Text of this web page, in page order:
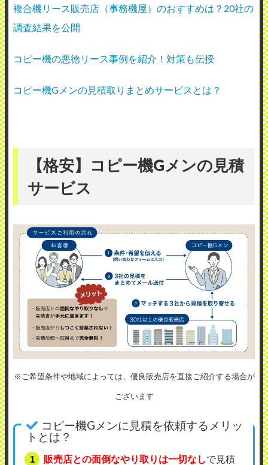
複合機リース販売店（事務機屋）のおすすめは？20社の
調査結果を公開
コピー機の悪徳リース事例を紹介！対策も伝授
コピー機Gメンの見積取りまとめサービスとは？
【格安】コピー機Gメンの見積
サービス
※ご希望条件や地域によっては、優良販売店を直接ご紹介する場合が
ございます
コピー機Gメンに見積を依頼するメリッ
トとは？
販売店との面倒なやり取りは一切なしで見積